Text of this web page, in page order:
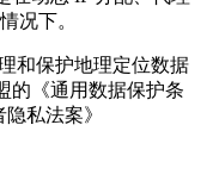
况下。
和保护地理定位数据
的《通用数据保护条
私法案》